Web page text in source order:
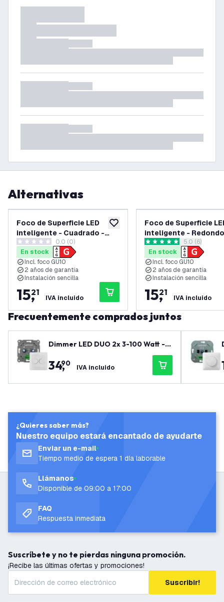
Alternativas
añadir a lista de deseos
Foco de Superficie LED
inteligente - Cuadrado -
Blanco - 4.9W - RGB+CCT -
Inclinable - IP20
0 estrellas de puntuación
0.0 (0)
En stock
Incl. foco GU10
2 años de garantía
Instalación sencilla
15,
21
IVA incluido
Foco de Superficie
inteligente -
Negro - 4.9W -
Inclinable - IP20
abrir el panel
5 estrellas de puntuación
5.0 (6)
En stock
Incl. foco GU10
2 años de garantía
Instalación sencilla
15,
21
IVA incluido
Frecuentemente comprados juntos
Dimmer LED DUO 2x 3-100 Watt - 2
20-240V - Corte de fase - Univers
al - Completo
34,
90 IVA incluido
¿Quieres saber más?
Nuestro equipo estará encantado de ayudarte
Enviar un e-mail
Tiempo medio de espera 1 día laborable
Llámanos
Disponible de 09:00 a 17:00
FAQ
Respuesta inmediata
Suscríbete y no te pierdas ninguna promoción.
¡Recibe las últimas ofertas y promociones!
Suscribir!